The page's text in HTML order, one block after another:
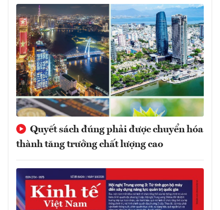
Quyết sách đúng phải được chuyển hóa
thành tăng trưởng chất lượng cao